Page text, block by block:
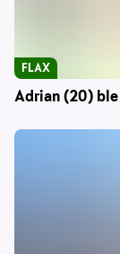
Adrian (20)
FLAX